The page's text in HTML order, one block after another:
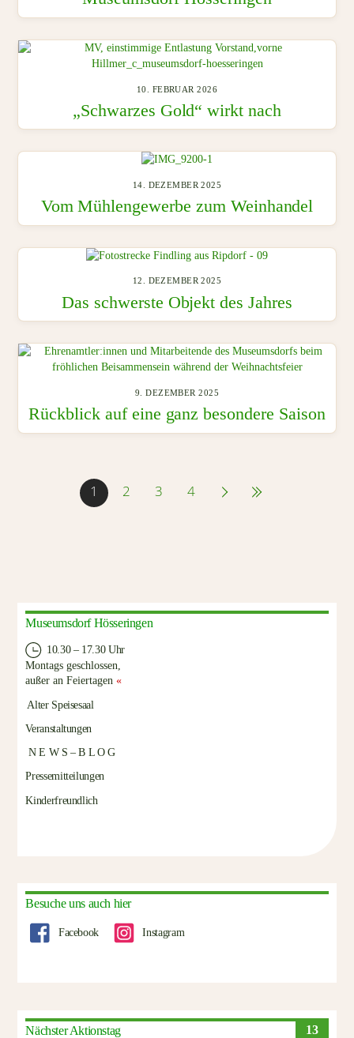
10. FEBRUAR 2026
„Schwarzes Gold“ wirkt nach
14. DEZEMBER 2025
Vom Mühlengewerbe zum Weinhandel
12. DEZEMBER 2025
Das schwerste Objekt des Jahres
9. DEZEMBER 2025
Rückblick auf eine ganz besondere Saison
1 2 3 4
Museumsdorf Hösseringen
10.30 – 17.30 Uhr
Montags geschlossen,
außer an Feiertagen«
Alter Speisesaal
Veranstaltungen
N E W S – B L O G
Pressemitteilungen
Kinderfreundlich
Besuche uns auch hier
Facebook Instagram
Nächster Aktionstag 13